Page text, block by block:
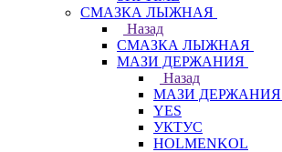
СМАЗКА ЛЫЖНАЯ
Назад
СМАЗКА ЛЫЖНАЯ
МАЗИ ДЕРЖАНИЯ
Назад
МАЗИ ДЕРЖАНИЯ
YES
УКТУС
HOLMENKOL